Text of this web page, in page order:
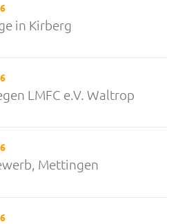
in Kirberg
LMFC e.V. Waltrop
Mettingen